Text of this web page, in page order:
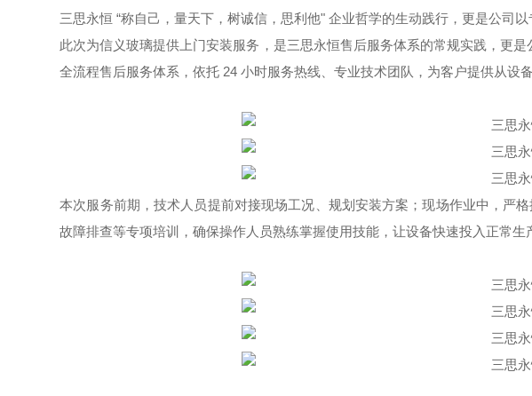
三思永恒 “称自己，量天下，树诚信，思利他" 企业哲学的生动践行，更是公司
此次为信义玻璃提供上门安装服务，是三思永恒售后服务体系的常规实践，更
全流程售后服务体系，依托 24 小时服务热线、专业技术团队，为客户提供从设
本次服务前期，技术人员提前对接现场工况、规划安装方案；现场作业中，严
故障排查等专项培训，确保操作人员熟练掌握使用技能，让设备快速投入正常生